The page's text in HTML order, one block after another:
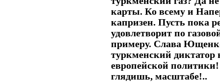
карты. Ко всему и
капризен. Пусть пока
удовлетворит по
примеру. Слава
туркменский
европейской
глядишь, масштабе!..